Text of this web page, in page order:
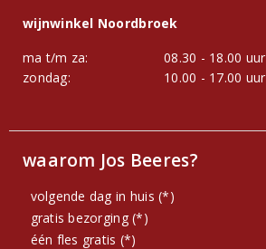
wijnwinkel Noordbroek
ma t/m za:
08.30 - 18.00 uur
zondag:
10.00 - 17.00 uur
waarom Jos Beeres?
volgende dag in huis (*)
gratis bezorging (*)
één fles gratis (*)